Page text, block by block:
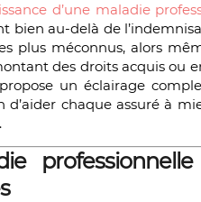
d’une maladie
bien au-delà de
plus méconnus, alors
des droits acquis ou
un éclairage
d’aider chaque assuré à